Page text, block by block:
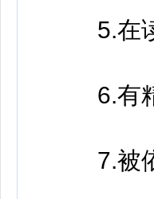
5.在读
6.有精
7.被依